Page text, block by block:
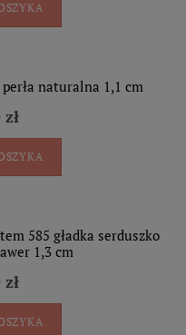
naturalna 1,1 cm
585 gładka serduszko
1,3 cm